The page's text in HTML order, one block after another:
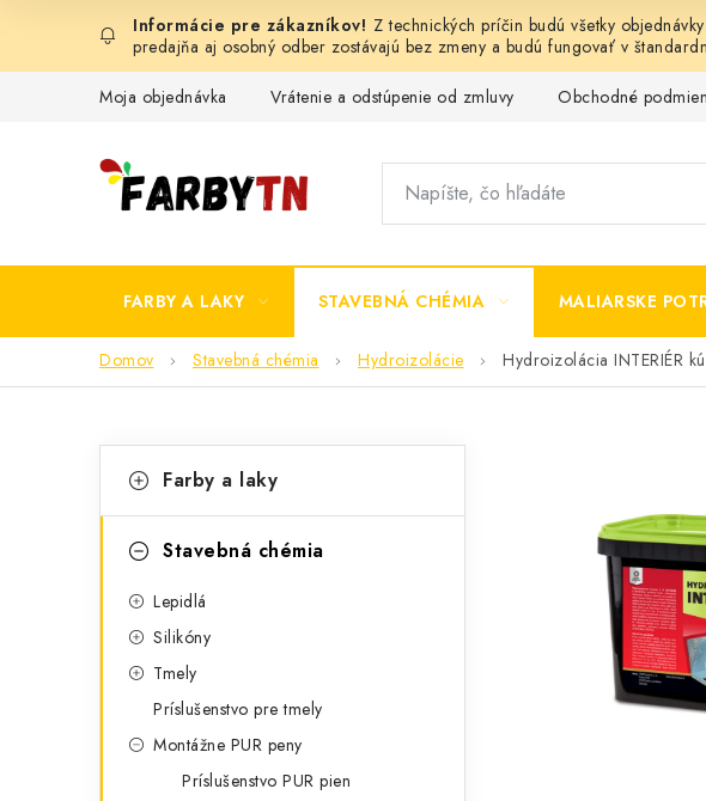
obsah
Z technických príčin budú všetky
predajňa aj osobný odber zostávajú bez zmeny a budú fungovať v
Moja objednávka Vrátenie a odstúpenie od zmluvy Obchodné
FARBY A LAKY STAVEBNÁ CHÉMIA MALIARSKE
Domov Stavebná chémia Hydroizolácie Hydroizolácia INTERIÉR
okategórie
a
Farby a laky
Stavebná chémia
Lepidlá
Silikóny
Tmely
Príslušenstvo pre tmely
Montážne PUR peny
Príslušenstvo PUR pien